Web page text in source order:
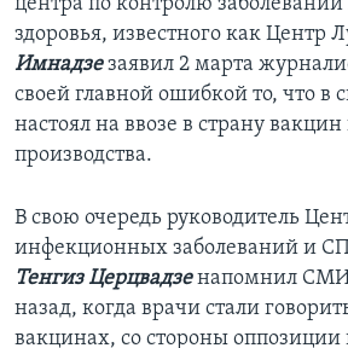
центра по контролю
здоровья, известного как Центр
Имнадзезаявил 2 марта
своей главной ошибкой то, что в
настоял на ввозе в страну
производства.
В свою очередь руководитель
инфекционных заболеваний и
Тенгиз Церцвадзенапомнил
назад, когда врачи стали
вакцинах, со стороны оппозиции